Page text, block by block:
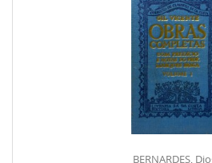
BERNARDES,